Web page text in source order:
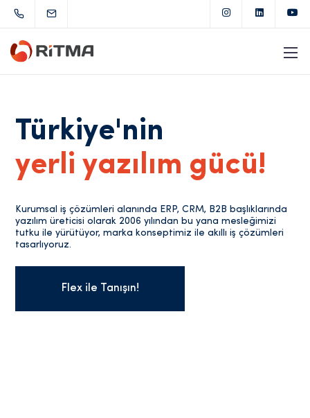
Türkiye'nin
yerli yazılım gücü!
Kurumsal iş çözümleri alanında ERP, CRM, B2B başlıklarında
yazılım üreticisi olarak 2006 yılından bu yana mesleğimizi
tutku ile yürütüyor, marka konseptimiz ile akıllı iş çözümleri
tasarlıyoruz.
Flex ile Tanışın!